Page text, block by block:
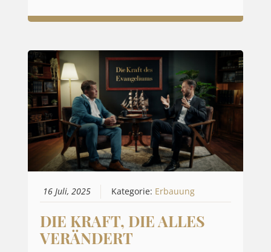
16 Juli, 2025 Kategorie: Erbauung
DIE KRAFT, DIE ALLES
VERÄNDERT